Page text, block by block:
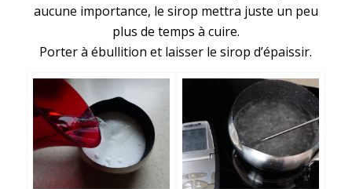
aucune importance, le sirop mettra juste un peu
plus de temps à cuire.
Porter à ébullition et laisser le sirop d’épaissir.